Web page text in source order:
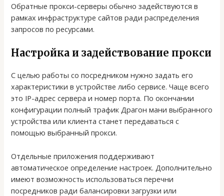
Обратные прокси-серверы обычно задействуются в
рамках инфраструктуре сайтов ради распределения
запросов по ресурсами.
Настройка и задействование прокси
С целью работы со посредником нужно задать его
характеристики в устройстве либо сервисе. Чаще всего
это IP-адрес сервера и номер порта. По окончании
конфигурации полный трафик Драгон мани выбранного
устройства или клиента станет передаваться с
помощью выбранный прокси.
Отдельные приложения поддерживают
автоматическое определение настроек. Дополнительно
имеют возможность использоваться перечни
посредников ради балансировки загрузки или